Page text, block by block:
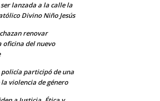
lanzada a la calle la
Divino Niño Jesús
renovar
del nuevo
policía participó de una
violencia de género